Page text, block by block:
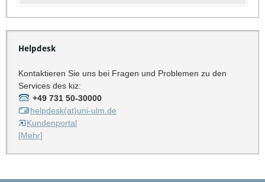
Helpdesk
Kontaktieren Sie uns bei Fragen und Problemen zu den
Services des kiz:
+49 731 50-30000
helpdesk(at)uni-ulm.de
Kundenportal
[Mehr]